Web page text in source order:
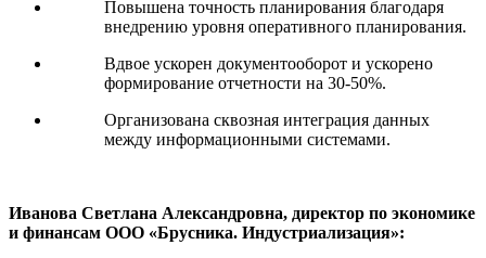
Повышена точность планирования благодаря
внедрению уровня оперативного планирования.
Вдвое ускорен документооборот и ускорено
формирование отчетности на 30-50%.
Организована сквозная интеграция данных
между информационными системами.
Иванова Светлана Александровна, директор по экономике
и финансам ООО «Брусника. Индустриализация»: